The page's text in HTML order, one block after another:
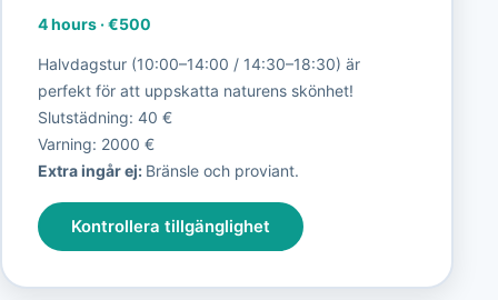
4 hours·€500
Halvdagstur (10:00–14:00 / 14:30–18:30) är
perfekt för att uppskatta naturens skönhet!
Slutstädning: 40 €
Varning: 2000 €
Extra ingår ej: Bränsle och proviant.
Kontrollera tillgänglighet